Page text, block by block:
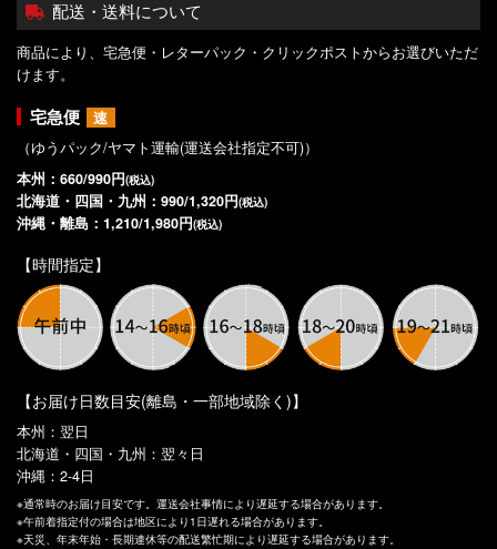
配送・送料について
商品により、宅急便・レターパック・クリックポストからお選びいただ
けます。
宅急便
速
（ゆうパック/ヤマト運輸(運送会社指定不可)）
本州：660/990円(税込)
北海道・四国・九州：990/1,320円(税込)
沖縄・離島：1,210/1,980円(税込)
【時間指定】
【お届け日数目安(離島・一部地域除く)】
本州：翌日
北海道・四国・九州：翌々日
沖縄：2-4日
※通常時のお届け目安です。運送会社事情により遅延する場合があります。
※午前着指定付の場合は地区により1日遅れる場合があります。
※天災、年末年始・長期連休等の配送繁忙期により遅延する場合があります。